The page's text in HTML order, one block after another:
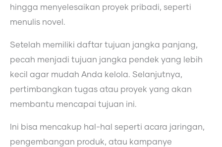
hingga menyelesaikan proyek pribadi, seperti
menulis novel.
Setelah memiliki daftar tujuan jangka panjang,
pecah menjadi tujuan jangka pendek yang lebih
kecil agar mudah Anda kelola. Selanjutnya,
pertimbangkan tugas atau proyek yang akan
membantu mencapai tujuan ini.
Ini bisa mencakup hal-hal seperti acara jaringan,
pengembangan produk, atau kampanye